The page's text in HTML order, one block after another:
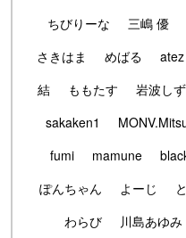
ちびりーな
三嶋 優
さきはま
めばる atez
結
ももたす 岩波し
sakaken1
fumi
mamune
ぽんちゃん
よーじ
わらび
川島あゆみ